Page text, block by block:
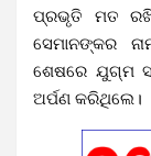
ପ୍ରଭୃତି ମତ
ସେମାନଙ୍କର
ଶେଷରେ ଯୁଗ୍ମ
ଅର୍ପଣ କରିଥିଲେ।